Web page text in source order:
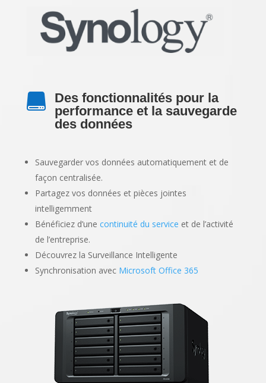

Des fonctionnalités pour la
performance et la sauvegarde
des données
Sauvegarder vos données automatiquement et de
façon centralisée.
Partagez vos données et pièces jointes
intelligemment
Bénéficiez d’une continuité du service et de l’activité
de l’entreprise.
Découvrez la Surveillance Intelligente
Synchronisation avec Microsoft Office 365